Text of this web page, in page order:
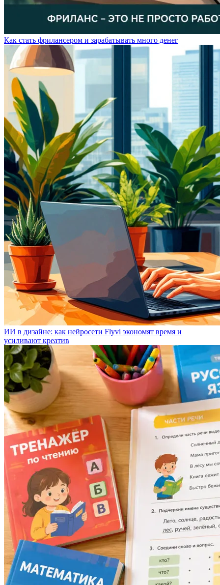
Как стать фрилансером и зарабатывать много денег
ИИ в дизайне: как нейросети Flyvi экономят время и
усиливают креатив